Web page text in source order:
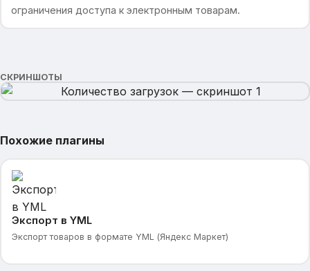
ограничения доступа к электронным товарам.
СКРИНШОТЫ
Похожие плагины
Экспорт в YML
Экспорт товаров в формате YML (Яндекс Маркет)